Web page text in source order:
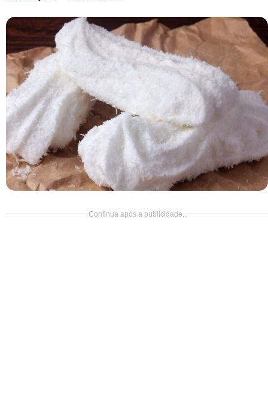
Salgado
Doce
Pão
Salada
Almoço
Cocada
Continua após a publicidade..